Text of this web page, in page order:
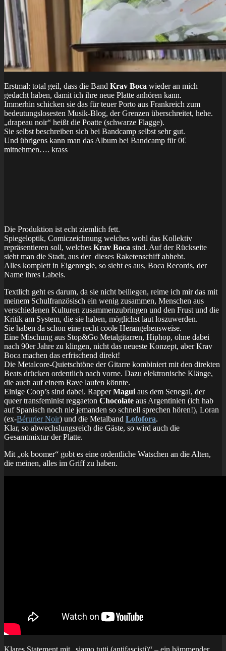
Erstmal: total geil, dass die Band Krav Boca wieder an mich
gedacht haben, damit ich ihre neue Platte anhören kann.
Immerhin schicken sie das für teuer Porto aus Frankreich zum
bedeutungslosesten Musik-Blog, der Grenzen überschreitet, hehe.
„drapeau noir“ heißt die Poatte (schwarze Flagge).
Sie selbst beschreiben sich bei Bandcamp selbst sehr gut.
Und übrigens kann man das Album bei Bandcamp für 0€
mitnehmen…. krass
Die Produktion ist echt ziemlich fett.
Spiegeloptik, Comiczeichnung welches wohl das Kollektiv
repräsentieren soll, welches Krav Boca sind. Auf der Rückseite
sieht man die Stadt, aus der dieses Raketenschiff abhebt.
Alles komplett in Eigenregie, so sieht es aus, Boca Records, der
Name ihres Labels.
Textlich geht es darum, da sie nicht beiliegen, reime ich mir das mit
meinem Schulfranzösisch ein wenig zusammen, Menschen aus
verschiedenen Kulturen zusammenzubringen und den Frust und die
Kritik am System, die sie haben, möglichst laut loszuwerden.
Sie haben da schon eine recht coole Herangehensweise.
Eine Mischung aus Stop&Go Metalgitarren, Hiphop, ohne dabei
nach 90er Jahre zu klingen, nicht das neueste Konzept, aber Krav
Boca machen das erfrischend direkt!
Die Metalcore-Quietschtöne der Gitarre kombiniert mit den direkten
Beats drücken ordentlich nach vorne. Dazu elektronische Klänge,
die auch auf einem Rave laufen könnte.
Einige Coop’s sind dabei. RapperMagui aus dem Senegal, der
queer transfeminist reggaeton Chocolate aus Argentinien (ich hab
auf Spanisch noch nie jemanden so schnell sprechen hören!), Loran
(ex-Bérurier Noir) und die Metalband Lofofora.
Klar, so abwechslungsreich die Gäste, so wird auch die
Gesamtmixtur der Platte.
Mit „ok boomer“ gobt es eine ordentliche Watschen an die Alten,
die meinen, alles im Griff zu haben.
Klares Statement mit „siamo tutti (antifascisti)“ – ein hämmender